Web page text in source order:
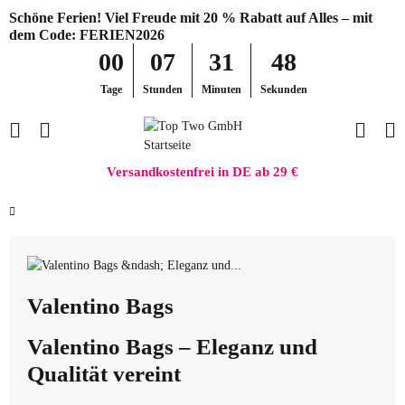
Schöne Ferien! Viel Freude mit 20 % Rabatt auf Alles – mit
dem Code: FERIEN2026
00
Tage
07
Stunden
31
Minuten
47
Sekunden
Versandkostenfrei in DE ab 29 €
Valentino Bags
Valentino Bags – Eleganz und
Qualität vereint